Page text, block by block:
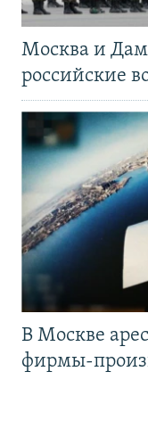
Москва и
российские
В Москве
фирмы-